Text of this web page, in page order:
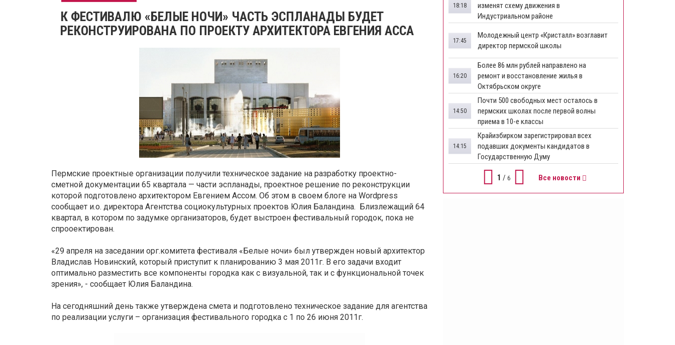
К ФЕСТИВАЛЮ «БЕЛЫЕ НОЧИ» ЧАСТЬ ЭСПЛАНАДЫ БУДЕТ
РЕКОНСТРУИРОВАНА ПО ПРОЕКТУ АРХИТЕКТОРА ЕВГЕНИЯ АССА
Пермские проектные организации получили техническое задание на разработку проектно-
сметной документации 65 квартала — части эспланады, проектное решение по реконструкции
которой подготовлено архитектором Евгением Ассом. Об этом в своем блоге на Wordpress
сообщает и.о. директора Агентства социокультурных проектов Юлия Баландина. Близлежащий 64
квартал, в котором по задумке организаторов, будет выстроен фестивальный городок, пока не
спрооектирован.
«29 апреля на заседании орг.комитета фестиваля «Белые ночи» был утвержден новый архитектор
Владислав Новинский, который приступит к планированию 3 мая 2011г. В его задачи входит
оптимально разместить все компоненты городка как с визуальной, так и с функциональной точек
зрения», - сообщает Юлия Баландина.
На сегодняшний день также утверждена смета и подготовлено техническое задание для агентства
по реализации услуги – организация фестивального городка с 1 по 26 июня 2011г.
изменят схему движения в
Индустриальном районе
18:18
Молодежный центр «Кристалл» возглавит
директор пермской школы
17:45
Более 86 млн рублей направлено на
ремонт и восстановление жилья в
Октябрьском округе
16:20
Почти 500 свободных мест осталось в
пермских школах после первой волны
приема в 10-е классы
14:50
Крайизбирком зарегистрировал всех
подавших документы кандидатов в
Государственную Думу
14:15
1 / 6 Все новости